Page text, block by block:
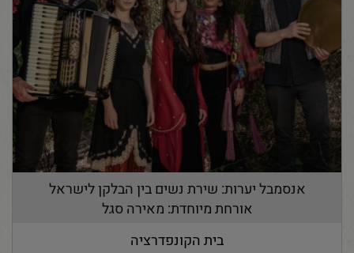
אנסמבל יערות: שירת נשים בין הבלקן לישראל
אורחת מיוחדת: מאירה סגל
בית הקונפדרציה